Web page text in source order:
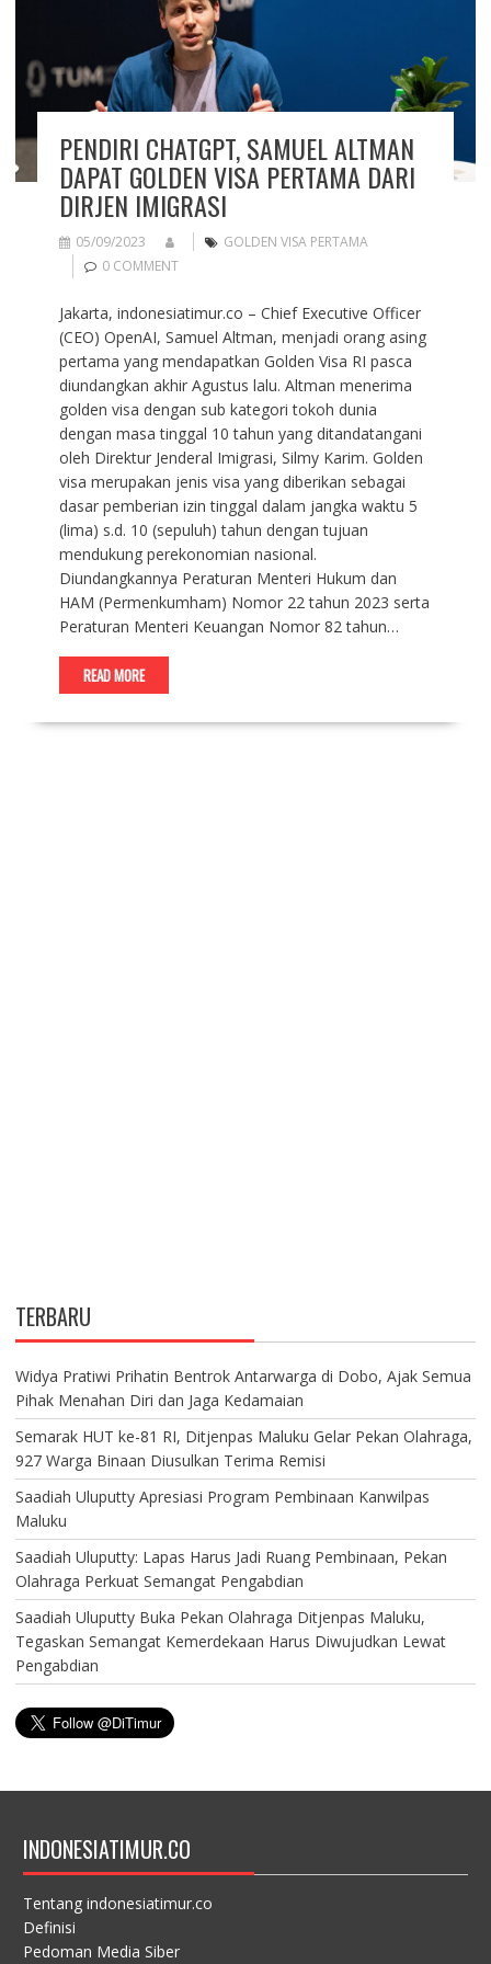
PENDIRI CHATGPT, SAMUEL ALTMAN
DAPAT GOLDEN VISA PERTAMA DARI
DIRJEN IMIGRASI
05/09/2023
GOLDEN VISA PERTAMA
0 COMMENT
Jakarta, indonesiatimur.co – Chief Executive Officer
(CEO) OpenAI, Samuel Altman, menjadi orang asing
pertama yang mendapatkan Golden Visa RI pasca
diundangkan akhir Agustus lalu. Altman menerima
golden visa dengan sub kategori tokoh dunia
dengan masa tinggal 10 tahun yang ditandatangani
oleh Direktur Jenderal Imigrasi, Silmy Karim. Golden
visa merupakan jenis visa yang diberikan sebagai
dasar pemberian izin tinggal dalam jangka waktu 5
(lima) s.d. 10 (sepuluh) tahun dengan tujuan
mendukung perekonomian nasional.
Diundangkannya Peraturan Menteri Hukum dan
HAM (Permenkumham) Nomor 22 tahun 2023 serta
Peraturan Menteri Keuangan Nomor 82 tahun…
READ MORE
TERBARU
Widya Pratiwi Prihatin Bentrok Antarwarga di Dobo, Ajak Semua
Pihak Menahan Diri dan Jaga Kedamaian
Semarak HUT ke-81 RI, Ditjenpas Maluku Gelar Pekan Olahraga,
927 Warga Binaan Diusulkan Terima Remisi
Saadiah Uluputty Apresiasi Program Pembinaan Kanwilpas
Maluku
Saadiah Uluputty: Lapas Harus Jadi Ruang Pembinaan, Pekan
Olahraga Perkuat Semangat Pengabdian
Saadiah Uluputty Buka Pekan Olahraga Ditjenpas Maluku,
Tegaskan Semangat Kemerdekaan Harus Diwujudkan Lewat
Pengabdian
INDONESIATIMUR.CO
Tentang indonesiatimur.co
Definisi
Pedoman Media Siber